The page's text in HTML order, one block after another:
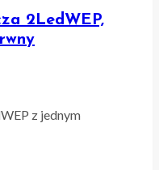
2LedWEP,
z jednym